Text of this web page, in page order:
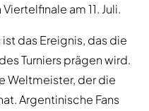
am 11. Juli.
das Ereignis, das die
Turniers prägen wird.
Weltmeister, der die
Argentinische Fans